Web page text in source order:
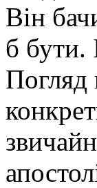
Він
б бути.
Погляд